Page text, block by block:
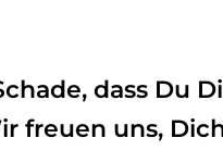
dass Du
freuen uns,